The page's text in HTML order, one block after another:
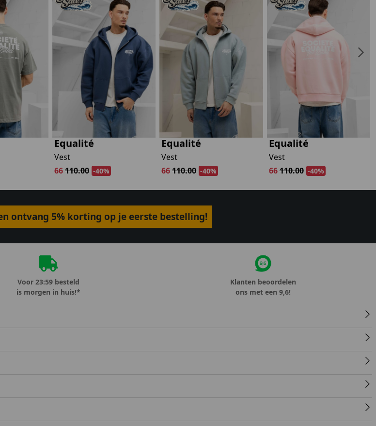
Equalité
Vest
66110.00 -40%
Equalité
Vest
66110.00 -40%
Equalité
Vest
66110.00 -40%
ontvang 5% korting op je eerste bestelling!
Voor 23:59 besteld
is morgen in huis!*
Klanten beoordelen
ons met een 9,6!